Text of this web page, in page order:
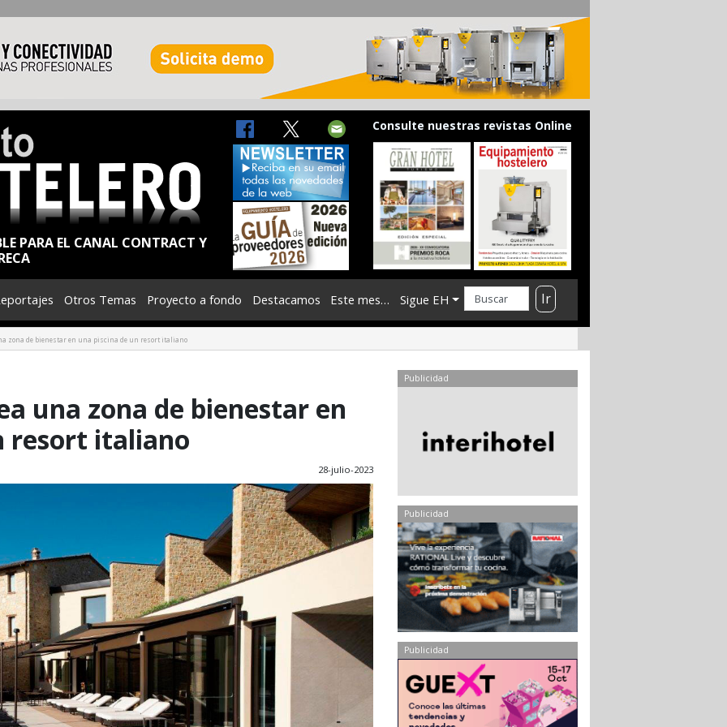
PARA EL CANAL CONTRACT Y
Consulte nuestras revistas Online
Otros Temas Proyecto a fondo Destacamos Este mes… Sigue EH Ir
zona de bienestar en una piscina de un resort italiano
una zona de bienestar en
resort italiano
28-julio-2023
Publicidad
Publicidad
Publicidad